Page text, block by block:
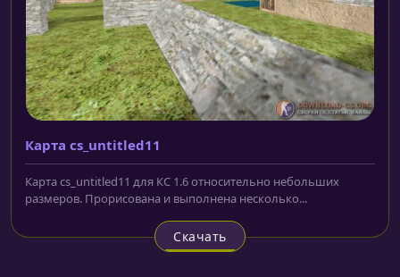
Карта cs_untitled11
Карта cs_untitled11 для КС 1.6 относительно небольших
размеров. Прорисована и выполнена несколько...
Скачать